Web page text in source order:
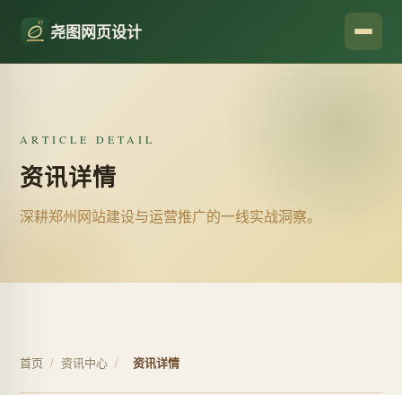
尧图网页设计
ARTICLE DETAIL
资讯详情
深耕郑州网站建设与运营推广的一线实战洞察。
首页 / 资讯中心 / 资讯详情